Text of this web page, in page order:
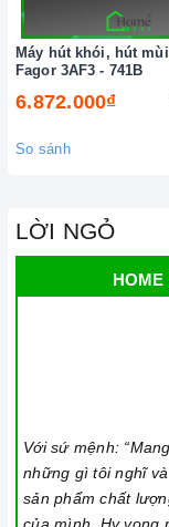
Máy hút khói, hút
Fagor 3AF3 - 741B
6.872.000₫
So sánh
LỜI NGỎ
HOME
Với sứ mệnh:
những gì tôi nghĩ
sản phẩm chất